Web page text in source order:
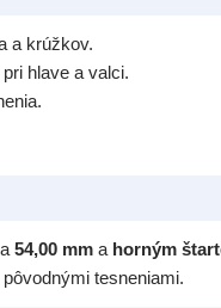
a krúžkov.
hlave a valci.
54,00 mm a horným
tesneniami.